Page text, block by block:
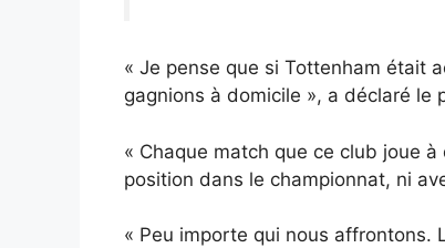
« Je pense que si Tottenham était
gagnions à domicile », a déclaré le
« Chaque match que ce club joue
position dans le championnat, ni
« Peu importe qui nous affrontons.